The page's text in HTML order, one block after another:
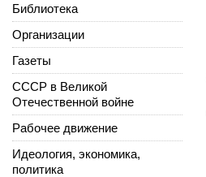
Библиотека
Организации
Газеты
СССР в Великой
Отечественной войне
Рабочее движение
Идеология, экономика,
политика